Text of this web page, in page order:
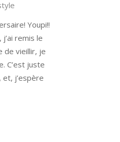
Youpi!!
remis le
de vieillir, je
C’est juste
et, j’espère